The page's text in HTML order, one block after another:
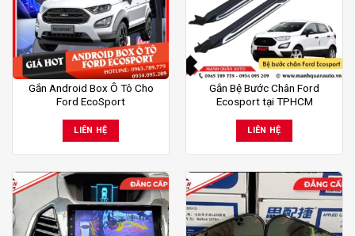
Gắn Android Box Ô Tô Cho
Ford EcoSport
LIÊN HỆ
Gắn Bệ Bước Chân Ford
Ecosport tại TPHCM
LIÊN HỆ